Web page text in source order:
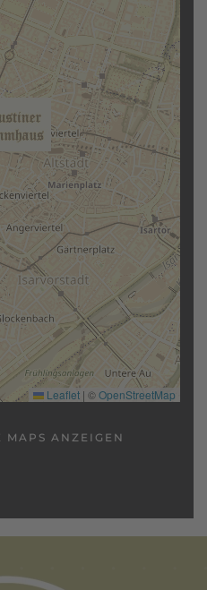
Leaflet | ©OpenStreetMap
MAPS ANZEIGEN